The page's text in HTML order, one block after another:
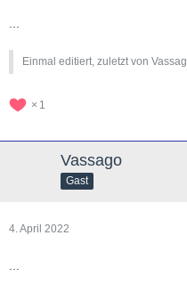
Einmal editiert, zuletzt von
1
Vassago
Gast
4. April 2022